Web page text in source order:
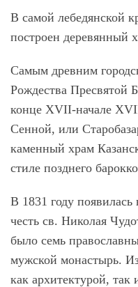
В самой лебедянской
построен деревянный
Самым древним
Рождества Пресвятой
конце XVII-начале
Сенной, или
каменный храм
стиле позднего
В 1831 году появилась
честь св. Николая
было семь
мужской монастырь.
как архитектурой,